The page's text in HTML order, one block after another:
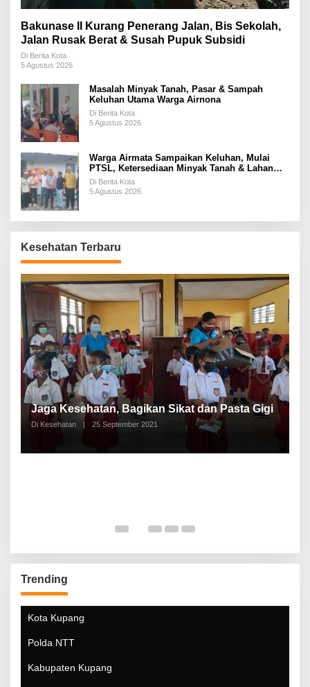
Bakunase II Kurang Penerang Jalan, Bis Sekolah,
Jalan Rusak Berat & Susah Pupuk Subsidi
Di Berita Kota
5 Agustus 2026
Masalah Minyak Tanah, Pasar & Sampah
Keluhan Utama Warga Airnona
Di Berita Kota
5 Agustus 2026
Warga Airmata Sampaikan Keluhan, Mulai
PTSL, Ketersediaan Minyak Tanah & Lahan
Pemakaman
Di Berita Kota
5 Agustus 2026
Kesehatan Terbaru
Jaga Kesehatan, Bagikan Sikat dan Pasta Gigi
Di Kesehatan | 25 September 2021
Trending
Kota Kupang
Polda NTT
Kabupaten Kupang